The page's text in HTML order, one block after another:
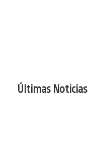
Últimas Noticias